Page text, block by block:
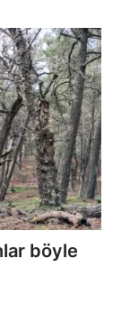
böyle